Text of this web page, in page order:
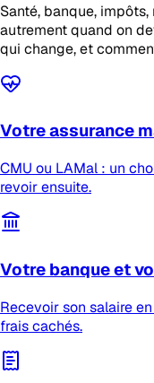
Santé, banque,
autrement quand on
qui change, et
Votre assurance
CMU ou LAMal : un
revoir ensuite.
Votre banque et
Recevoir son salaire
frais cachés.